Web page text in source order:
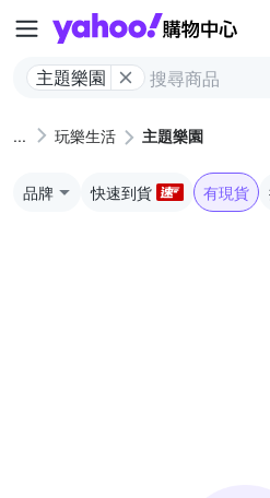
主題樂園
玩樂生活 主題樂園
品牌 快速到貨 有現貨